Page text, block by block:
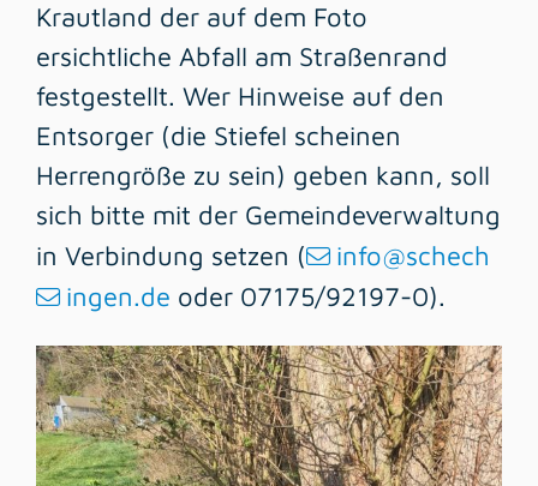
Krautland der auf dem Foto
ersichtliche Abfall am Straßenrand
festgestellt. Wer Hinweise auf den
Entsorger (die Stiefel scheinen
Herrengröße zu sein) geben kann, soll
sich bitte mit der Gemeindeverwaltung
in Verbindung setzen (
info@schech
ingen.de oder 07175/92197-0).